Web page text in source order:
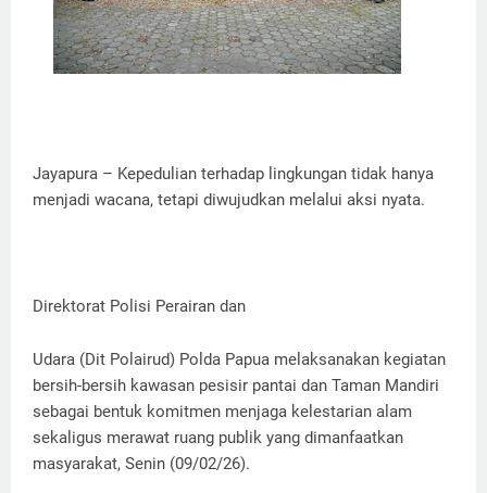
Jayapura – Kepedulian terhadap lingkungan tidak hanya
menjadi wacana, tetapi diwujudkan melalui aksi nyata.
Direktorat Polisi Perairan dan
Udara (Dit Polairud) Polda Papua melaksanakan kegiatan
bersih-bersih kawasan pesisir pantai dan Taman Mandiri
sebagai bentuk komitmen menjaga kelestarian alam
sekaligus merawat ruang publik yang dimanfaatkan
masyarakat, Senin (09/02/26).